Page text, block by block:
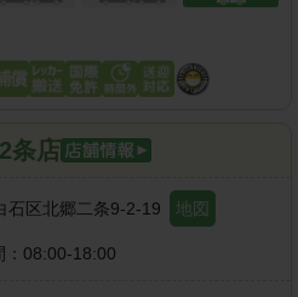
条店
石区北郷二条9-2-19 地図
08:00-18:00